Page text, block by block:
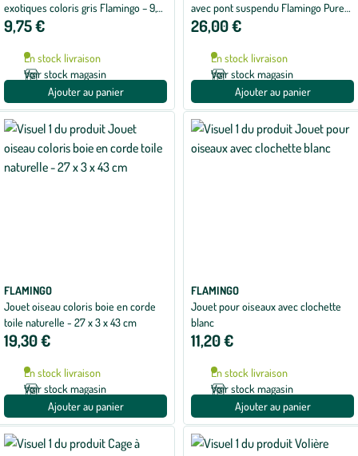
exotiques coloris gris Flamingo – 9,5
cm
9,75 €
En stock livraison
Voir stock magasin
Ajouter au panier
avec pont suspendu Flamingo Pure
Home Milly – 21,5 x 21,5 x 24,5 cm
26,00 €
En stock livraison
Voir stock magasin
Ajouter au panier
FLAMINGO
Jouet oiseau coloris boie en corde
toile naturelle - 27 x 3 x 43 cm
19,30 €
En stock livraison
Voir stock magasin
Ajouter au panier
FLAMINGO
Jouet pour oiseaux avec clochette
blanc
11,20 €
En stock livraison
Voir stock magasin
Ajouter au panier